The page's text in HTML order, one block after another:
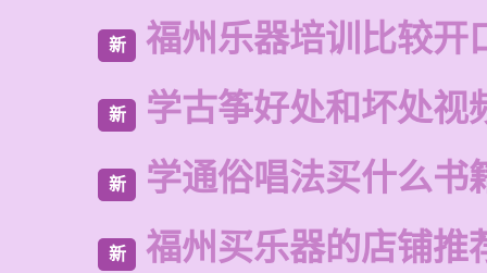
新 福州乐器培训比较开
新 学古筝好处和坏处视
新 学通俗唱法买什么书
新 福州买乐器的店铺推